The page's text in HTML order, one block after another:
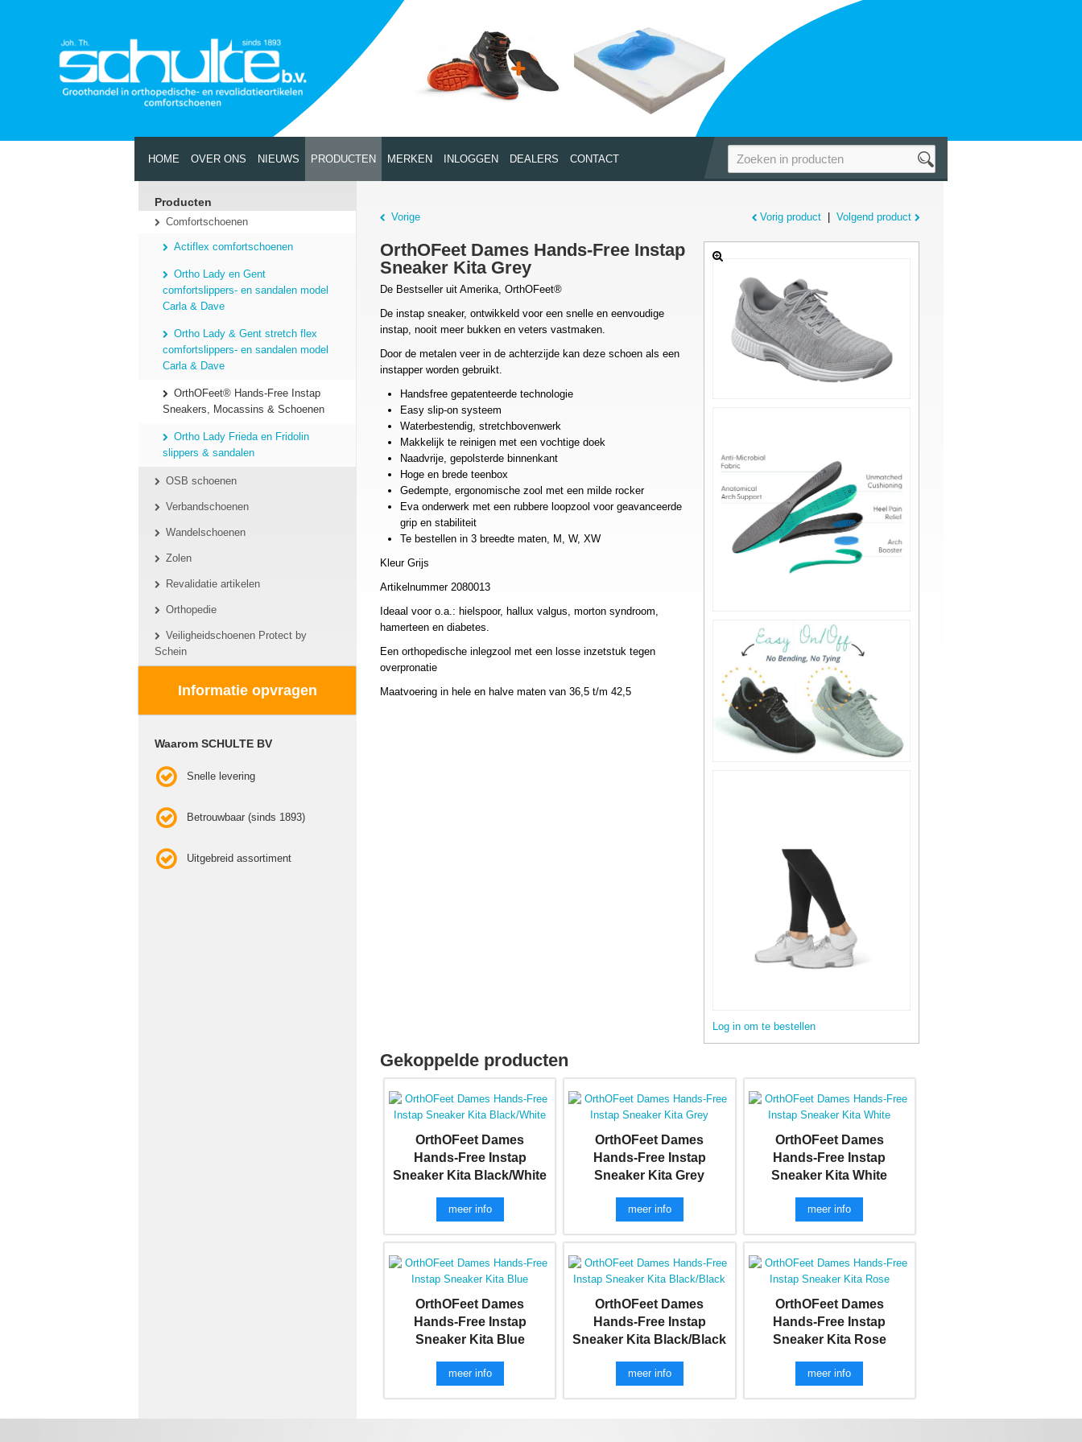
HOME OVER ONS NIEUWS PRODUCTEN MERKEN INLOGGEN DEALERS CONTACT
Producten
Comfortschoenen
Actiflex comfortschoenen
Ortho Lady en Gent
comfortslippers- en sandalen model
Carla & Dave
Ortho Lady & Gent stretch flex
comfortslippers- en sandalen model
Carla & Dave
OrthOFeet® Hands-Free Instap
Sneakers, Mocassins & Schoenen
Ortho Lady Frieda en Fridolin
slippers & sandalen
OSB schoenen
Verbandschoenen
Wandelschoenen
Zolen
Revalidatie artikelen
Orthopedie
Veiligheidschoenen Protect by
Schein
Informatie opvragen
Waarom SCHULTE BV
Snelle levering
Betrouwbaar (sinds 1893)
Uitgebreid assortiment
Vorige Vorig product Volgend product
OrthOFeet Dames Hands-Free Instap
Sneaker Kita Grey
De Bestseller uit Amerika, OrthOFeet®
De instap sneaker, ontwikkeld voor een snelle en eenvoudige
instap, nooit meer bukken en veters vastmaken.
Door de metalen veer in de achterzijde kan deze schoen als een
instapper worden gebruikt.
Handsfree gepatenteerde technologie
Easy slip-on systeem
Waterbestendig, stretchbovenwerk
Makkelijk te reinigen met een vochtige doek
Naadvrije, gepolsterde binnenkant
Hoge en brede teenbox
Gedempte, ergonomische zool met een milde rocker
Eva onderwerk met een rubbere loopzool voor geavanceerde
grip en stabiliteit
Te bestellen in 3 breedte maten, M, W, XW
Kleur Grijs
Artikelnummer 2080013
Ideaal voor o.a.: hielspoor, hallux valgus, morton syndroom,
hamerteen en diabetes.
Een orthopedische inlegzool met een losse inzetstuk tegen
overpronatie
Maatvoering in hele en halve maten van 36,5 t/m 42,5
Log in om te bestellen
Gekoppelde producten
OrthOFeet Dames
Hands-Free Instap
Sneaker Kita Black/White
meer info
OrthOFeet Dames
Hands-Free Instap
Sneaker Kita Grey
meer info
OrthOFeet Dames
Hands-Free Instap
Sneaker Kita White
meer info
OrthOFeet Dames
Hands-Free Instap
Sneaker Kita Blue
meer info
OrthOFeet Dames
Hands-Free Instap
Sneaker Kita Black/Black
meer info
OrthOFeet Dames
Hands-Free Instap
Sneaker Kita Rose
meer info